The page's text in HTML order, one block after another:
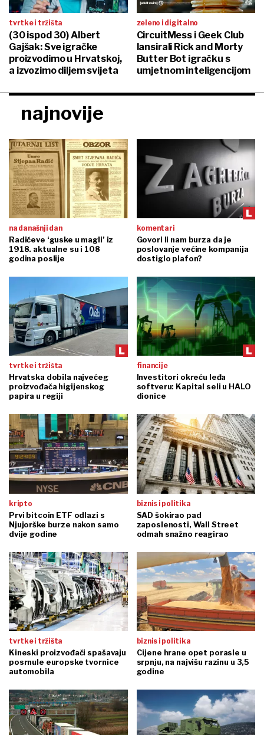
tvrtke i tržišta
(30 ispod 30) Albert
Gajšak: Sve igračke
proizvodimo u Hrvatskoj,
a izvozimo diljem svijeta
zeleno i digitalno
CircuitMess i Geek Club
lansirali Rick and Morty
Butter Bot igračku s
umjetnom inteligencijom
najnovije
na današnji dan
Radićeve ‘guske u magli’ iz
1918. aktualne su i 108
godina poslije
komentari
Govori li nam burza da je
poslovanje većine kompanija
dostiglo plafon?
tvrtke i tržišta
Hrvatska dobila najvećeg
proizvođača higijenskog
papira u regiji
financije
Investitori okreću leđa
softveru: Kapital seli u HALO
dionice
kripto
Prvi bitcoin ETF odlazi s
Njujorške burze nakon samo
dvije godine
biznis i politika
SAD šokirao pad
zaposlenosti, Wall Street
odmah snažno reagirao
tvrtke i tržišta
Kineski proizvođači spašavaju
posrnule europske tvornice
automobila
biznis i politika
Cijene hrane opet porasle u
srpnju, na najvišu razinu u 3,5
godine